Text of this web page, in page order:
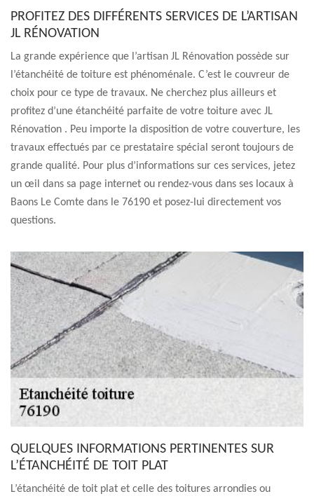
PROFITEZ DES DIFFÉRENTS SERVICES DE L’ARTISAN
JL RÉNOVATION
La grande expérience que l’artisan JL Rénovation possède sur
l’étanchéité de toiture est phénoménale. C’est le couvreur de
choix pour ce type de travaux. Ne cherchez plus ailleurs et
profitez d’une étanchéité parfaite de votre toiture avec JL
Rénovation . Peu importe la disposition de votre couverture, les
travaux effectués par ce prestataire spécial seront toujours de
grande qualité. Pour plus d’informations sur ces services, jetez
un œil dans sa page internet ou rendez-vous dans ses locaux à
Baons Le Comte dans le 76190 et posez-lui directement vos
questions.
QUELQUES INFORMATIONS PERTINENTES SUR
L’ÉTANCHÉITÉ DE TOIT PLAT
L’étanchéité de toit plat et celle des toitures arrondies ou